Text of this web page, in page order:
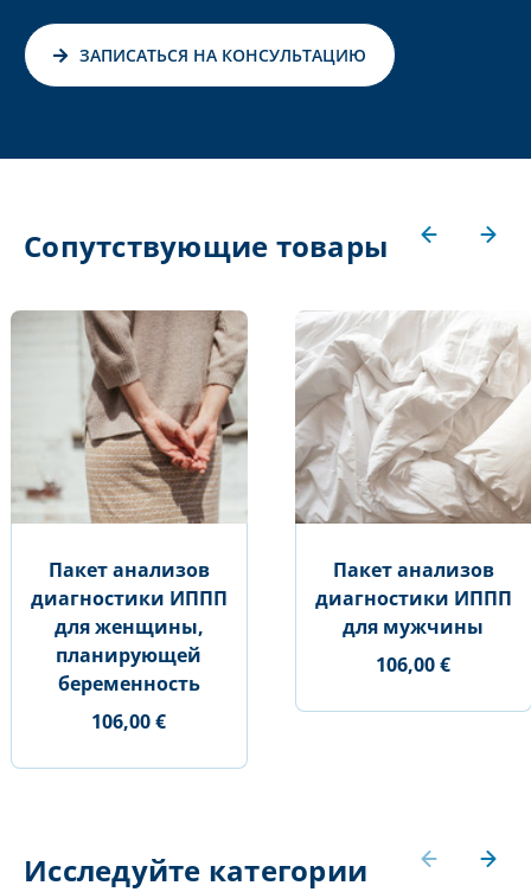
ЗАПИСАТЬСЯ НА КОНСУЛЬТАЦИЮ
Сопутствующие товары
Пакет анализов
диагностики ИППП
для женщины,
планирующей
беременность
106,00 €
Пакет анализов
диагностики ИППП
для мужчины
106,00 €
Исследуйте категории